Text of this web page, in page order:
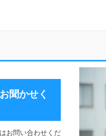
聞かせく
お問い合わせくだ